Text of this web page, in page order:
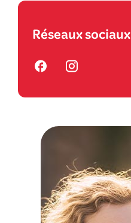
Réseaux sociaux